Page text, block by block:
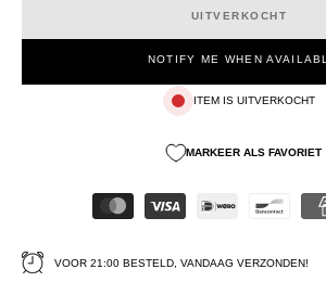
UITVERKOCHT
NOTIFY ME WHEN
ITEM IS UITVERKOCHT
MARKEER ALS FAVORIET
VOOR 21:00 BESTELD, VANDAAG VERZONDEN!